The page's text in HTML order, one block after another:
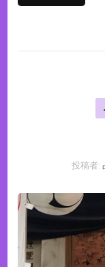
投稿者: